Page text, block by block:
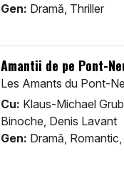
Gen: Dramă, Thriller
Amantii de pe Pont-
Les Amants du Pont-
Cu: Klaus-Michael
Binoche, Denis Lavant
Gen: Dramă,